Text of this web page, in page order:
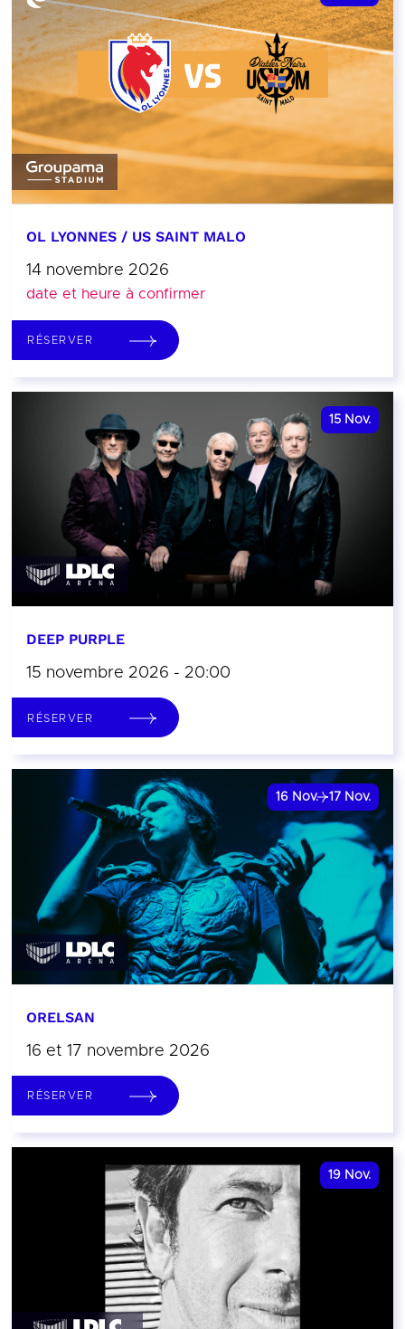
OL LYONNES / US SAINT MALO
14 novembre 2026
date et heure à confirmer
RÉSERVER
15 Nov.
DEEP PURPLE
15 novembre 2026 - 20:00
RÉSERVER
16 Nov. 17 Nov.
ORELSAN
16 et 17 novembre 2026
RÉSERVER
19 Nov.